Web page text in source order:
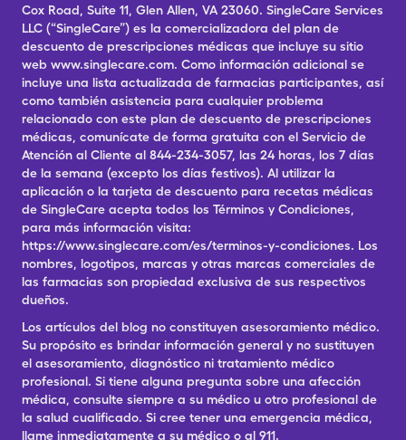
Cox Road, Suite 11, Glen Allen, VA 23060. SingleCare Services
LLC (“SingleCare”) es la comercializadora del plan de
descuento de prescripciones médicas que incluye su sitio
web www.singlecare.com. Como información adicional se
incluye una lista actualizada de farmacias participantes, así
como también asistencia para cualquier problema
relacionado con este plan de descuento de prescripciones
médicas, comunícate de forma gratuita con el Servicio de
Atención al Cliente al 844-234-3057, las 24 horas, los 7 días
de la semana (excepto los días festivos). Al utilizar la
aplicación o la tarjeta de descuento para recetas médicas
de SingleCare acepta todos los Términos y Condiciones,
para más información visita:
https://www.singlecare.com/es/terminos-y-condiciones. Los
nombres, logotipos, marcas y otras marcas comerciales de
las farmacias son propiedad exclusiva de sus respectivos
dueños.
Los artículos del blog no constituyen asesoramiento médico.
Su propósito es brindar información general y no sustituyen
el asesoramiento, diagnóstico ni tratamiento médico
profesional. Si tiene alguna pregunta sobre una afección
médica, consulte siempre a su médico u otro profesional de
la salud cualificado. Si cree tener una emergencia médica,
llame inmediatamente a su médico o al 911.